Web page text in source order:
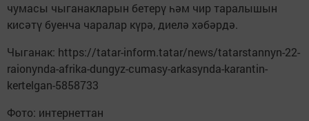
чумасы чыганакларын бетерү һәм чир таралышын
кисәтү буенча чаралар күрә, диелә хәбәрдә.
Чыганак: https://tatar-inform.tatar/news/tatarstannyn-22-
raionynda-afrika-dungyz-cumasy-arkasynda-karantin-
kertelgan-5858733
Фото: интернеттан